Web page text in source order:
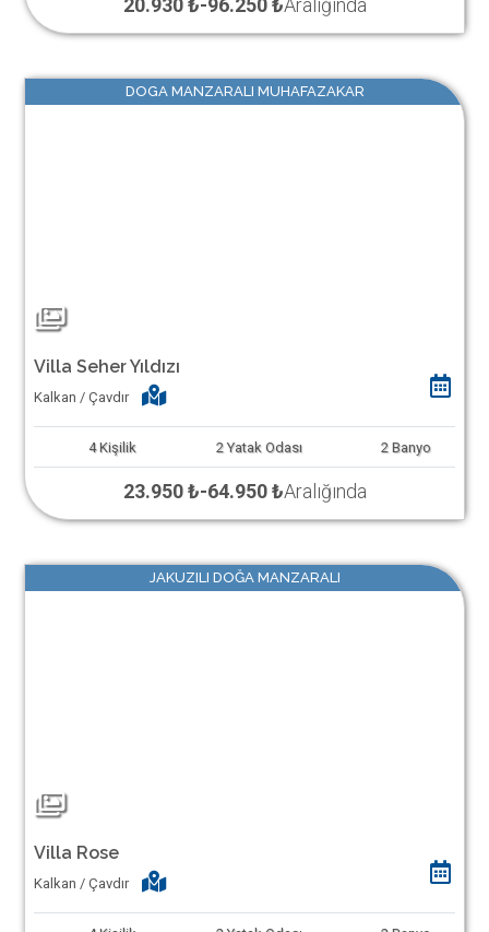
20.930 ₺-96.250 ₺Aralığında
DOGA MANZARALI MUHAFAZAKAR
Villa Seher Yıldızı
Kalkan / Çavdır
4 Kişilik 2 Yatak Odası 2 Banyo
23.950 ₺-64.950 ₺Aralığında
JAKUZILI DOĞA MANZARALI
Villa Rose
Kalkan / Çavdır